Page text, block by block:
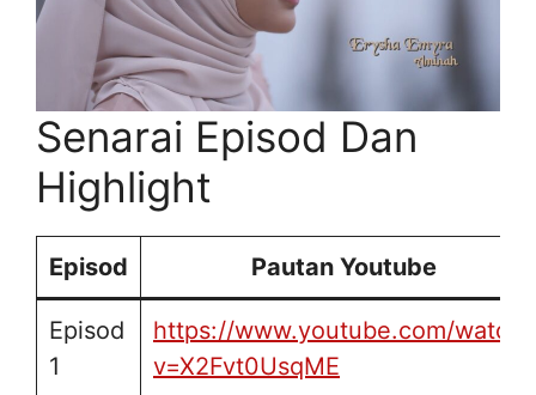
Senarai Episod Dan
Highlight
Episod Pautan Youtube
Episod
1
https://www.youtube.com/watch?
v=X2Fvt0UsqME